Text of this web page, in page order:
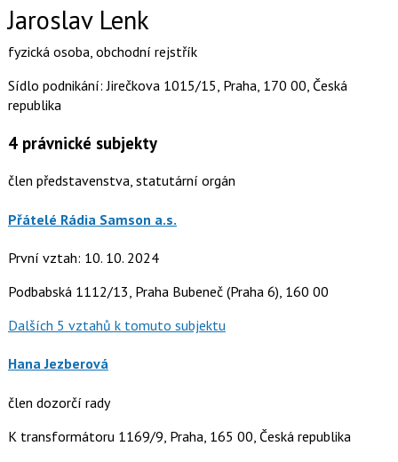
Jaroslav Lenk
fyzická osoba, obchodní rejstřík
Sídlo podnikání: Jirečkova 1015/15, Praha, 170 00, Česká
republika
4právnické subjekty
člen představenstva, statutární orgán
Přátelé Rádia Samson a.s.
První vztah: 10. 10. 2024
Podbabská 1112/13, Praha Bubeneč (Praha 6), 160 00
Dalších 5 vztahů k tomuto subjektu
Hana Jezberová
člen dozorčí rady
K transformátoru 1169/9, Praha, 165 00, Česká republika